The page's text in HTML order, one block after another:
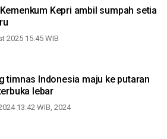
Kepri ambil sumpah setia
2025 15:45 WIB
timnas Indonesia maju ke putaran
lebar
13:42 WIB, 2024